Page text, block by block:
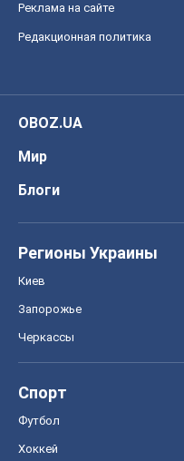
Реклама на сайте
Редакционная политика
OBOZ.UA
Мир
Блоги
Регионы Украины
Киев
Запорожье
Черкассы
Спорт
Футбол
Хоккей